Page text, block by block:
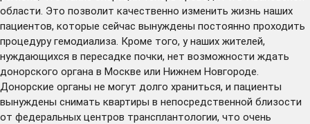
области. Это позволит качественно изменить жизнь наших
пациентов, которые сейчас вынуждены постоянно проходить
процедуру гемодиализа. Кроме того, у наших жителей,
нуждающихся в пересадке почки, нет возможности ждать
донорского органа в Москве или Нижнем Новгороде.
Донорские органы не могут долго храниться, и пациенты
вынуждены снимать квартиры в непосредственной близости
от федеральных центров трансплантологии, что очень